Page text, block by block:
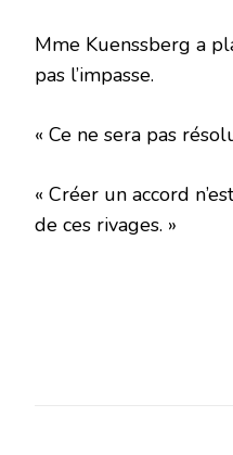
Mme Kuenssberg a
pas l’impasse.
« Ce ne sera pas
« Créer un accord
de ces rivages. »